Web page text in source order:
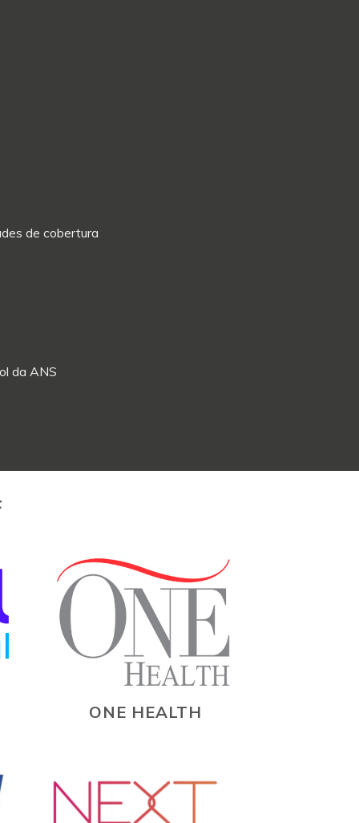
de cobertura
da ANS
ONE HEALTH